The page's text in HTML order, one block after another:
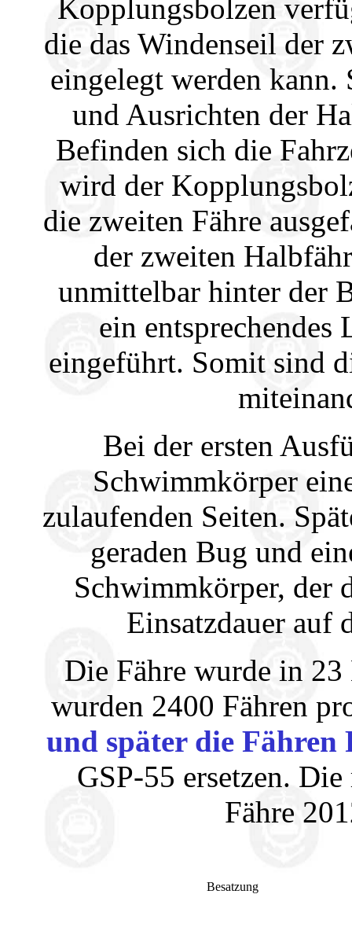
Kopplungsbolzen
die das Windenseil der
eingelegt werden kann.
und Ausrichten der
Befinden sich die
wird der
die zweiten Fähre
der zweiten
unmittelbar hinter der
ein
eingeführt. Somit sind
Bei der ersten
Schwimmkörper
zulaufenden Seiten.
geraden Bug und
Schwimmkörper, der
Einsatzdauer auf
Die Fähre wurde in
wurden 2400 Fähren
und später die Fähren
GSP-55 ersetzen.
Fähre
Besatzung